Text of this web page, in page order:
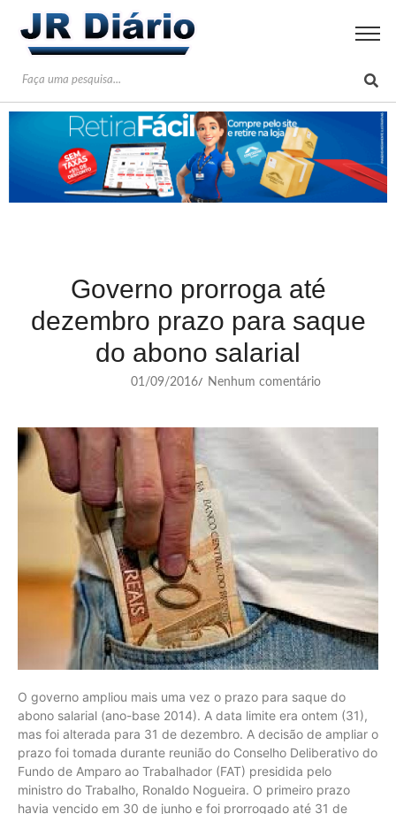
Governo prorroga até
dezembro prazo para saque
do abono salarial
01/09/2016/ Nenhum comentário
O governo ampliou mais uma vez o prazo para saque do
abono salarial (ano-base 2014). A data limite era ontem (31),
mas foi alterada para 31 de dezembro. A decisão de ampliar o
prazo foi tomada durante reunião do Conselho Deliberativo do
Fundo de Amparo ao Trabalhador (FAT) presidida pelo
ministro do Trabalho, Ronaldo Nogueira. O primeiro prazo
havia vencido em 30 de junho e foi prorrogado até 31 de